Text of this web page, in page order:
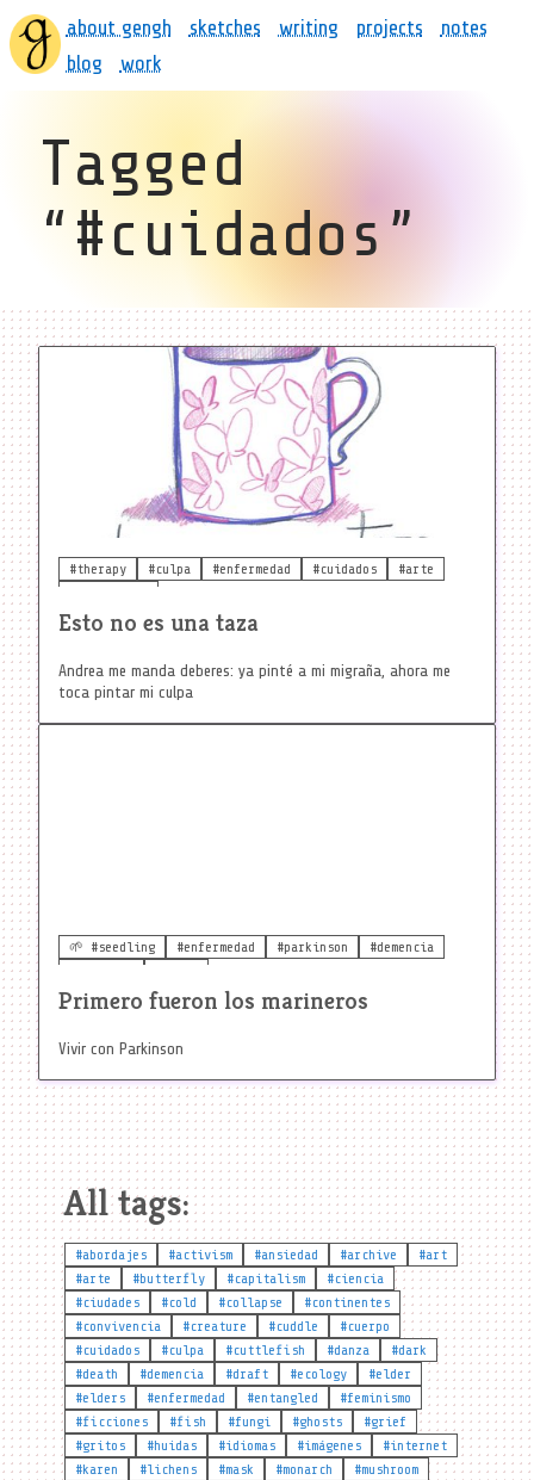
about gengh sketches writing projects
notes
blog
work
Tagged
“#cuidados”
#therapy #culpa #enfermedad #cuidados
#arte
Esto no es una taza
Andrea me manda deberes: ya pinté a mi migraña, ahora me
toca pintar mi culpa
🌱 #seedling #enfermedad #parkinson
#demencia
Primero fueron los marineros
Vivir con Parkinson
All tags:
#abordajes #activism #ansiedad #archive
#art
#arte
#butterfly #capitalism
#ciencia
#ciudades
#cold #collapse
#continentes
#convivencia
#creature #cuddle
#cuerpo
#cuidados
#culpa #cuttlefish #danza
#dark
#death
#demencia #draft #ecology
#elder
#elders
#enfermedad #entangled
#feminismo
#ficciones
#fish #fungi #ghosts
#grief
#gritos
#huidas #idiomas #imágenes
#internet
#karen
#lichens #mask #monarch
#mushroom